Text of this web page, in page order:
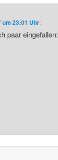
um 23:01 Uhr:
paar eingefallen: